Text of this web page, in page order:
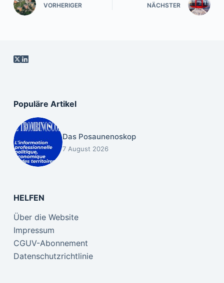
VORHERIGER NÄCHSTER
Populäre Artikel
Das Posaunenoskop
7 August 2026
HELFEN
Über die Website
Impressum
CGUV-Abonnement
Datenschutzrichtlinie